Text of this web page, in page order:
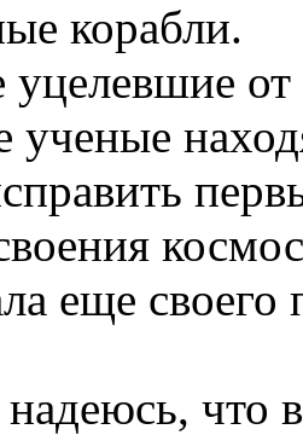
корабли.
уцелевшие
ученые
еще своего
что